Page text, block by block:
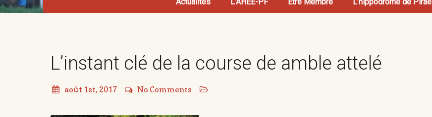
L’instant clé de la course de amble attelé
août 1st, 2017 No Comments